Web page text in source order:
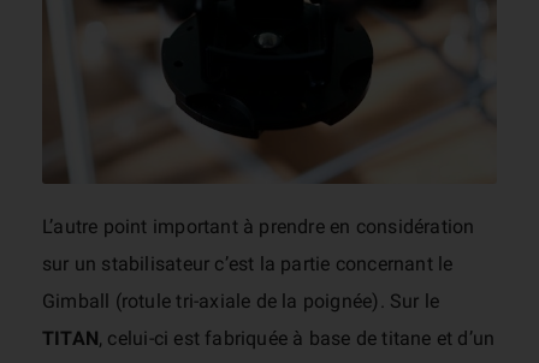
L’autre point important à prendre en considération
sur un stabilisateur c’est la partie concernant le
Gimball (rotule tri-axiale de la poignée). Sur le
TITAN, celui-ci est fabriquée à base de titane et d’un